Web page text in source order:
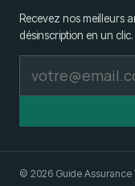
Recevez nos meilleurs
désinscription en un clic.
© 2026 Guide Assurance